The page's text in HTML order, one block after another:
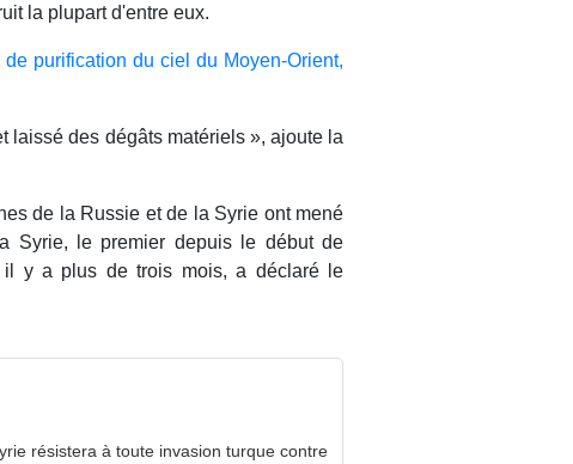
la plupart d'entre eux.
purification du ciel du Moyen-Orient,
laissé des dégâts matériels », ajoute la
de la Russie et de la Syrie ont mené
Syrie, le premier depuis le début de
il y a plus de trois mois, a déclaré le
résistera à toute invasion turque contre